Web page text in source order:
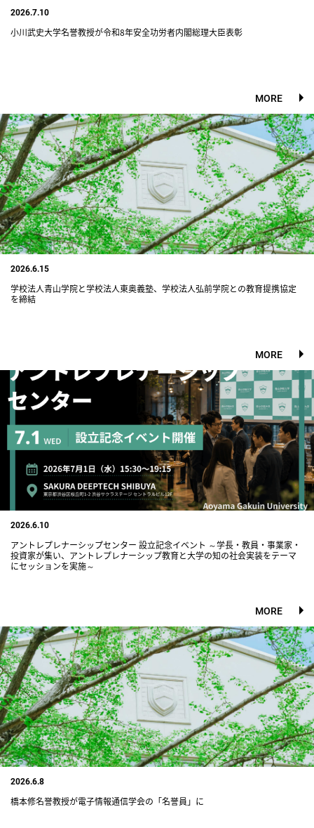
2026.7.10
小川武史大学名誉教授が令和8年安全功労者内閣総理大臣表彰
MORE
2026.6.15
学校法人青山学院と学校法人東奥義塾、学校法人弘前学院との教育提携協定
を締結
MORE
2026.6.10
アントレプレナーシップセンター 設立記念イベント ～学長・教員・事業家・
投資家が集い、アントレプレナーシップ教育と大学の知の社会実装をテーマ
にセッションを実施～
MORE
2026.6.8
橋本修名誉教授が電子情報通信学会の「名誉員」に